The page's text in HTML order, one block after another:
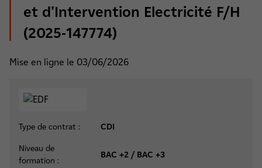
et d'Intervention Electricité F/H
(2025-147774)
Mise en ligne le 03/06/2026
Type de contrat : CDI
Niveau de
formation :
BAC +2 / BAC +3